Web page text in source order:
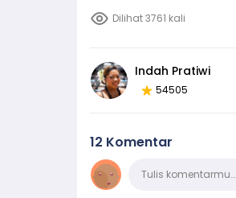
Dilihat 3761 kali
Indah Pratiwi
54505
12 Komentar
KomentarTulis komentarmu…